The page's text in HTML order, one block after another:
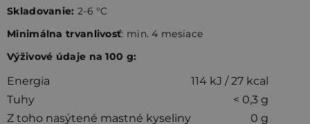
Skladovanie: 2-6 °C
Minimálna trvanlivosť: min. 4 mesiace
Výživové údaje na 100 g:
Energia
114 kJ / 27 kcal
Tuhy
< 0,3 g
Z toho nasýtené mastné kyseliny
0 g